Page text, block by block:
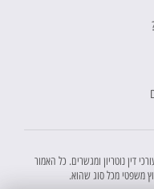
עורכי דין נוטריון ומגשרים. כל האמור
משפטי מכל סוג שהוא.